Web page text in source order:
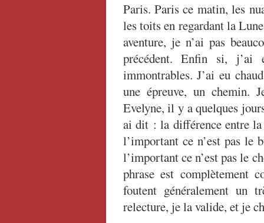
Paris. Paris ce matin, les
les toits en regardant la
aventure, je n’ai pas
précédent. Enfin si, j’ai
immontrables. J’ai eu
une épreuve, un chemin.
Evelyne, il y a quelques
ai dit : la différence entre la
l’important ce n’est pas le
l’important ce n’est pas le
phrase est complètement
foutent généralement un
relecture, je la valide, et je